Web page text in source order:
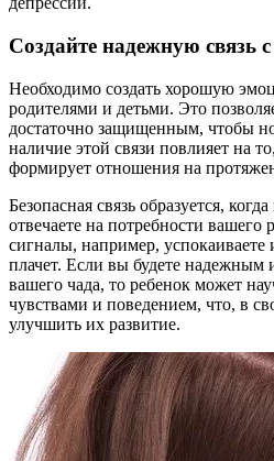
Создайте надежную связь
Необходимо создать хорошую
родителями и детьми. Это
достаточно защищенным, чтобы
наличие этой связи повлияет на
формирует отношения на
Безопасная связь образуется,
отвечаете на потребности
сигналы, например, успокаиваете
плачет. Если вы будете надежным
вашего чада, то ребенок может
чувствами и поведением, что, в
улучшить их развитие.